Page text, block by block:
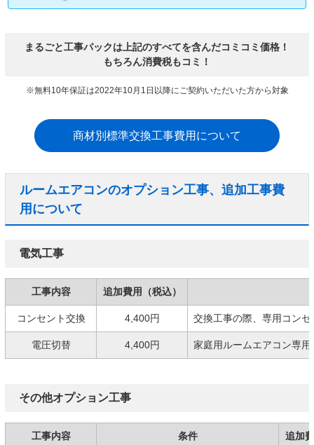
まるごと工事パックは上記のすべてを含んだコミコミ価格！
もちろん消費税もコミ！
※無料10年保証は2022年10月1日以降にご契約いただいた方から対象
商材別標準交換工事費用について
ルームエアコンのオプション工事、追加工事費
用について
電気工事
工事内容 追加費用（税込）
コンセント交換 4,400円 交換工事の際、専用コン
電圧切替 4,400円 家庭用ルームエアコン専
その他オプション工事
工事内容 条件 追加